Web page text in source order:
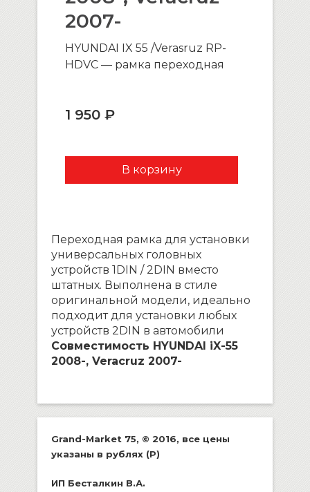
2007-
HYUNDAI IX 55 /Verasruz RP-
HDVC — рамка переходная
1 950 ₽
Переходная рамка для установки
универсальных головных
устройств 1DIN / 2DIN вместо
штатных. Выполнена в стиле
оригинальной модели, идеально
подходит для установки любых
устройств 2DIN в автомобили
Совместимость HYUNDAI iX-55
2008-, Veracruz 2007-
Grand-Market 75, © 2016, все цены
указаны в рублях (P)
ИП Бесталкин В.А.